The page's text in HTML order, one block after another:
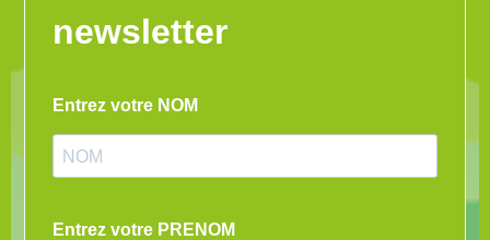
newsletter
Entrez votre NOM
Entrez votre PRENOM